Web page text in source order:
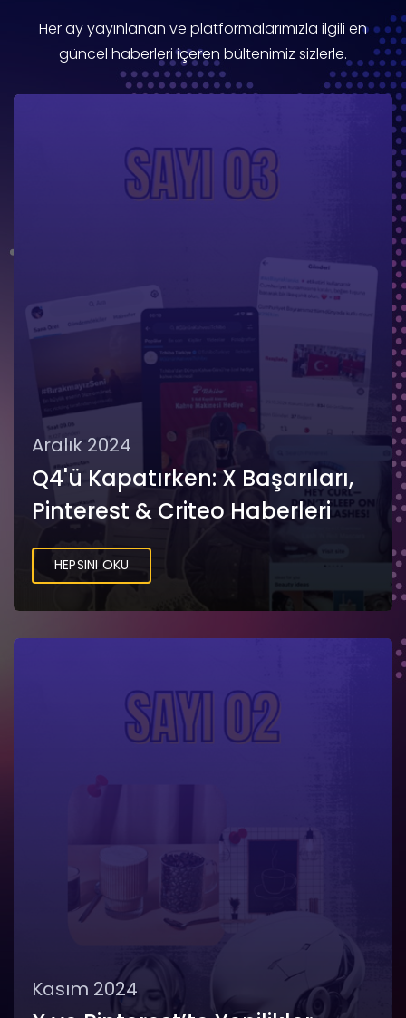
Her ay yayınlanan ve platformalarımızla ilgili en
güncel haberleri içeren bültenimiz sizlerle.
Aralık 2024
Q4'ü Kapatırken: X Başarıları,
Pinterest & Criteo Haberleri
HEPSINI OKU
Kasım 2024